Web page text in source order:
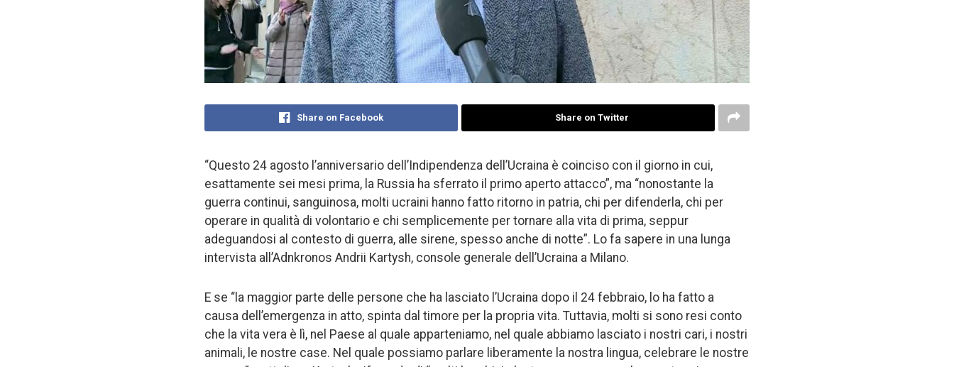
Share on Facebook Share on Twitter
“Questo 24 agosto l’anniversario dell’Indipendenza dell’Ucraina è coinciso con il giorno in cui,
esattamente sei mesi prima, la Russia ha sferrato il primo aperto attacco”, ma “nonostante la
guerra continui, sanguinosa, molti ucraini hanno fatto ritorno in patria, chi per difenderla, chi per
operare in qualità di volontario e chi semplicemente per tornare alla vita di prima, seppur
adeguandosi al contesto di guerra, alle sirene, spesso anche di notte”. Lo fa sapere in una lunga
intervista all’Adnkronos Andrii Kartysh, console generale dell’Ucraina a Milano.
E se “la maggior parte delle persone che ha lasciato l’Ucraina dopo il 24 febbraio, lo ha fatto a
causa dell’emergenza in atto, spinta dal timore per la propria vita. Tuttavia, molti si sono resi conto
che la vita vera è lì, nel Paese al quale apparteniamo, nel quale abbiamo lasciato i nostri cari, i nostri
animali, le nostre case. Nel quale possiamo parlare liberamente la nostra lingua, celebrare le nostre